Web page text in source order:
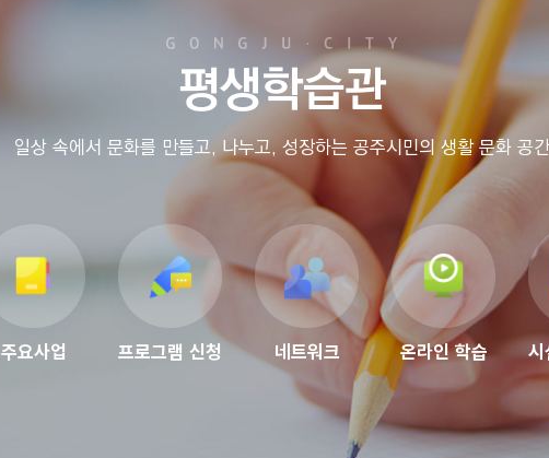
평생학습관
일상 속에서 문화를 만들고, 나누고, 성장하는 공주시민의 생활 문화 공간
주요사업 프로그램 신청 네트워크 온라인 학습 시